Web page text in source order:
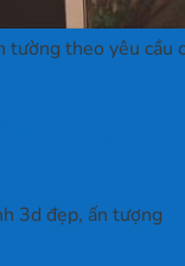
theo yêu cầu
3d đẹp, ấn tượng